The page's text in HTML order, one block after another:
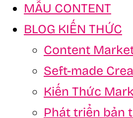
MẪU CONTENT
BLOG KIẾN THỨC
Content
Seft-made
Kiến Thức
Phát triển bản